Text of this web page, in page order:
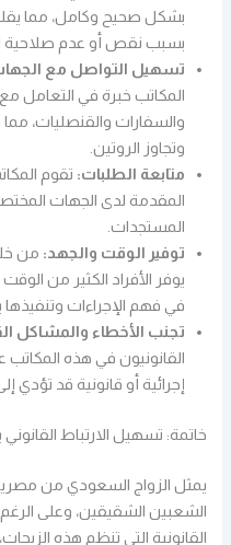
بشكل صحيح وكامل، مما
بسبب نقص أو عدم صلاحية
تسهيل التواصل مع
المكاتب خبرة في التعامل مع
والسفارات والقنصليات،
وتجاوز الروتين.
متابعة الطلبات: تقوم
المقدمة لدى الجهات
المستجدات.
توفير الوقت والجهد: من
يوفر الأفراد الكثير من
في فهم الإجراءات وتنفيذها
تجنب الأخطاء والمشاكل
القانونيون في هذه
إجرائية أو قانونية قد تؤدي
خاتمة: تسهيل الارتباط
يمثل الزواج السعودي من
الشعبين الشقيقين، وعلى
القانونية التي تنظم هذه